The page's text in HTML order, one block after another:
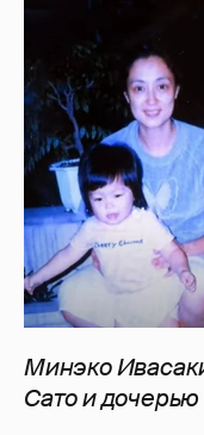
Минэко
Сато и дочерью